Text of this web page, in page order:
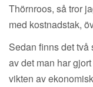
Thörnroos, så tror
med kostnadstak,
Sedan finns det två
av det man har
vikten av